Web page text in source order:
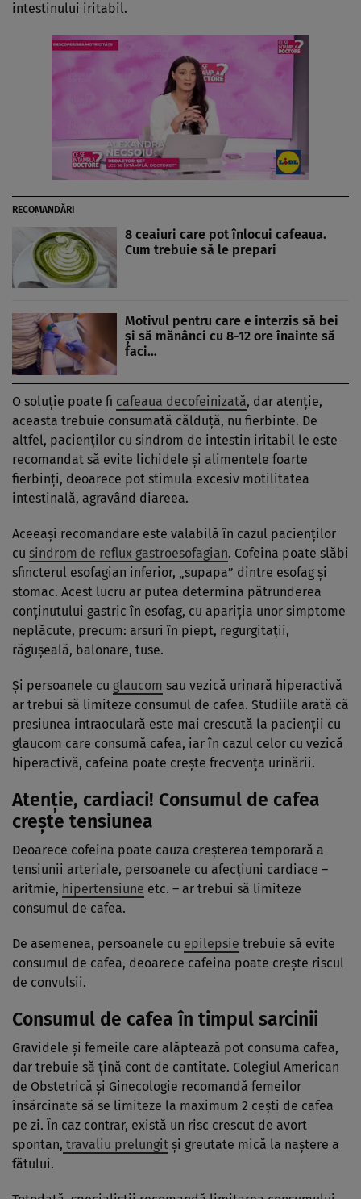
intestinului iritabil.
RECOMANDĂRI
8 ceaiuri care pot înlocui cafeaua.
Cum trebuie să le prepari
Motivul pentru care e interzis să bei
și să mănânci cu 8-12 ore înainte să
faci…
O soluție poate fi cafeaua decofeinizată, dar atenție,
aceasta trebuie consumată călduță, nu fierbinte. De
altfel, pacienților cu sindrom de intestin iritabil le este
recomandat să evite lichidele și alimentele foarte
fierbinți, deoarece pot stimula excesiv motilitatea
intestinală, agravând diareea.
Aceeași recomandare este valabilă în cazul pacienților
cu sindrom de reflux gastroesofagian. Cofeina poate slăbi
sfincterul esofagian inferior, „supapa” dintre esofag și
stomac. Acest lucru ar putea determina pătrunderea
conținutului gastric în esofag, cu apariția unor simptome
neplăcute, precum: arsuri în piept, regurgitații,
răgușeală, balonare, tuse.
Și persoanele cu glaucom sau vezică urinară hiperactivă
ar trebui să limiteze consumul de cafea. Studiile arată că
presiunea intraoculară este mai crescută la pacienții cu
glaucom care consumă cafea, iar în cazul celor cu vezică
hiperactivă, cafeina poate crește frecvența urinării.
Atenție, cardiaci! Consumul de cafea
crește tensiunea
Deoarece cofeina poate cauza creșterea temporară a
tensiunii arteriale, persoanele cu afecțiuni cardiace –
aritmie, hipertensiune etc. – ar trebui să limiteze
consumul de cafea.
De asemenea, persoanele cu epilepsie trebuie să evite
consumul de cafea, deoarece cafeina poate crește riscul
de convulsii.
Consumul de cafea în timpul sarcinii
Gravidele și femeile care alăptează pot consuma cafea,
dar trebuie să țină cont de cantitate. Colegiul American
de Obstetrică și Ginecologie recomandă femeilor
însărcinate să se limiteze la maximum 2 cești de cafea
pe zi. În caz contrar, există un risc crescut de avort
spontan, travaliu prelungit și greutate mică la naștere a
fătului.